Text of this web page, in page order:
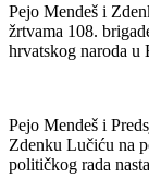
Pejo Mendeš i
žrtvama 108.
hrvatskog naroda u
Pejo Mendeš i
Zdenku Lučiću na
političkog rada